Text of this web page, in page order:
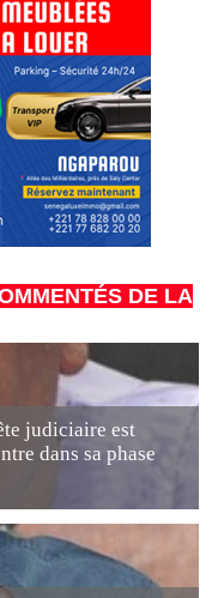
DE LA
judiciaire est
dans sa phase